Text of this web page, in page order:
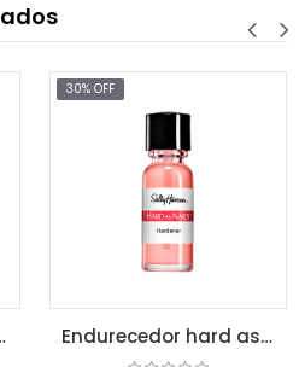
Endurecedor hard as nail tint